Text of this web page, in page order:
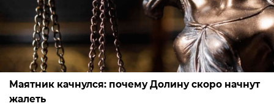
Маятник качнулся: почему Долину скоро начнут
жалеть